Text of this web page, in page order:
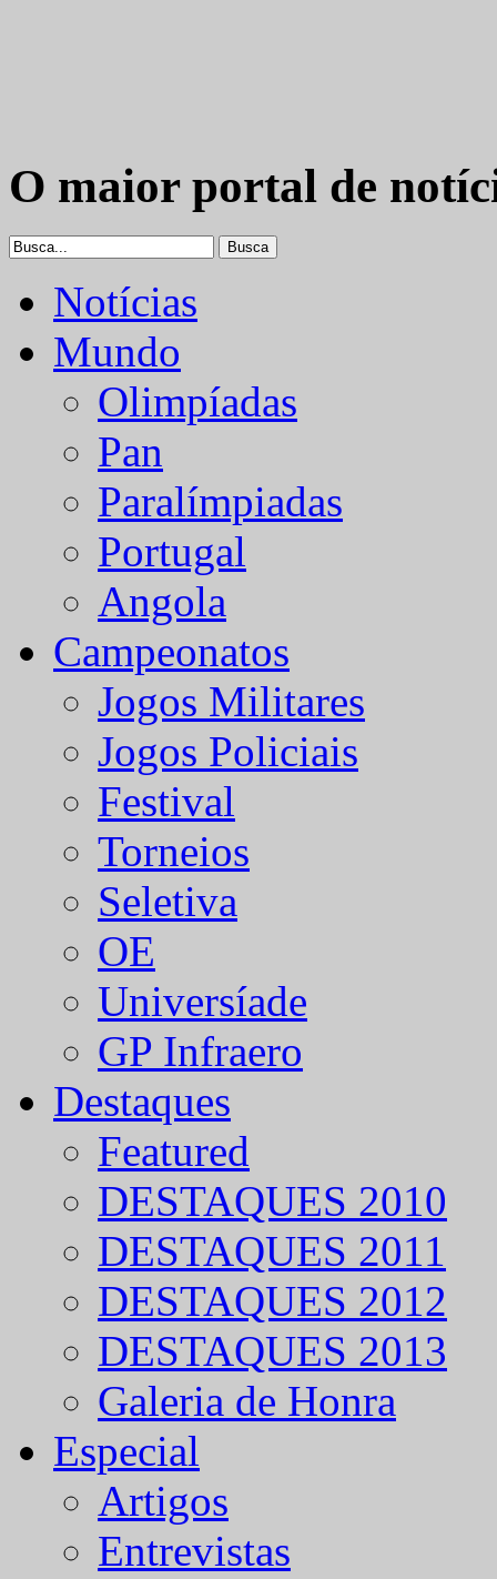
O maior portal de
Notícias
Mundo
Olimpíadas
Pan
Paralímpiadas
Portugal
Angola
Campeonatos
Jogos Militares
Jogos Policiais
Festival
Torneios
Seletiva
OE
Universíade
GP Infraero
Destaques
Featured
DESTAQUES 2010
DESTAQUES 2011
DESTAQUES 2012
DESTAQUES 2013
Galeria de Honra
Especial
Artigos
Entrevistas